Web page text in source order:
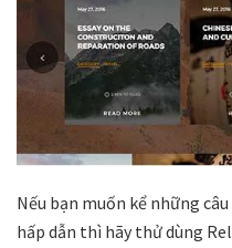
Nếu bạn muốn kể những
hấp dẫn thì hãy thử dùng